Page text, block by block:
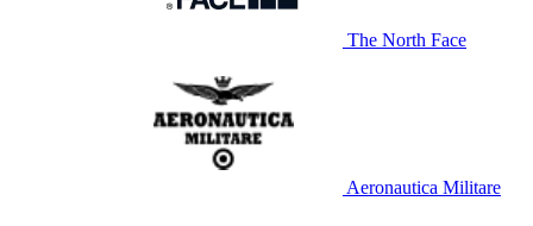
The North Face
Aeronautica Militare